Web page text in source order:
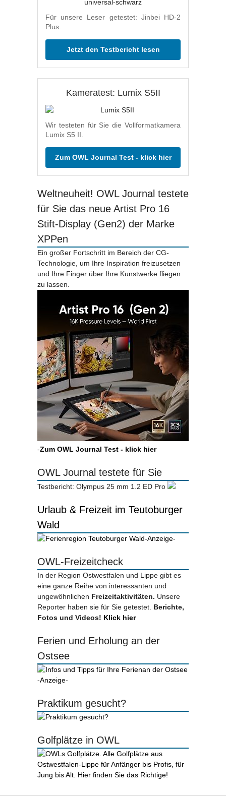
Für unsere Leser getestet: Jinbei HD-2
Plus.
Jetzt den Testbericht lesen
Kameratest: Lumix S5II
Wir testeten für Sie die Vollformatkamera
Lumix S5 II.
Zum OWL Journal Test - klick hier
Weltneuheit! OWL Journal testete
für Sie das neue Artist Pro 16
Stift-Display (Gen2) der Marke
XPPen
Ein großer Fortschritt im Bereich der CG-
Technologie, um Ihre Inspiration freizusetzen
und Ihre Finger über Ihre Kunstwerke fliegen
zu lassen.
-Zum OWL Journal Test - klick hier
OWL Journal testete für Sie
Testbericht: Olympus 25 mm 1.2 ED Pro
Urlaub & Freizeit im Teutoburger
Wald
-Anzeige-
OWL-Freizeitcheck
In der Region Ostwestfalen und Lippe gibt es
eine ganze Reihe von interessanten und
ungewöhnlichen Freizeitaktivitäten. Unsere
Reporter haben sie für Sie getestet. Berichte,
Fotos und Videos! Klick hier
Ferien und Erholung an der
Ostsee
-Anzeige-
Praktikum gesucht?
Golfplätze in OWL